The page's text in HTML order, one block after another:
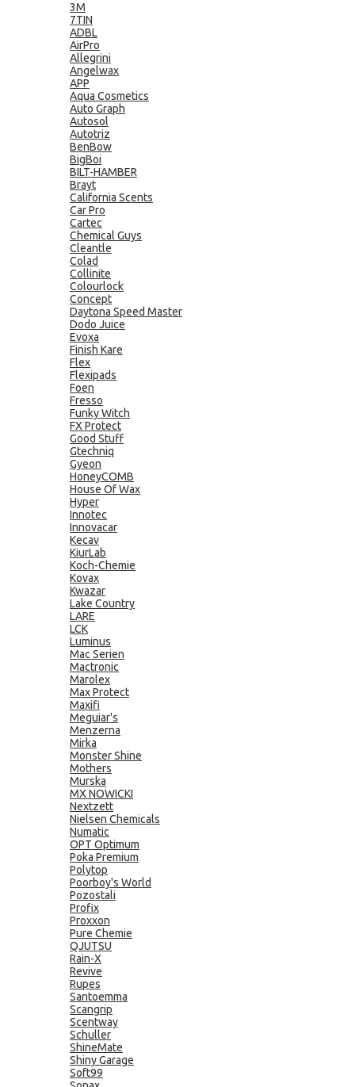
3M
7TIN
ADBL
AirPro
Allegrini
Angelwax
APP
Aqua Cosmetics
Auto Graph
Autosol
Autotriz
BenBow
BigBoi
BILT-HAMBER
Brayt
California Scents
Car Pro
Cartec
Chemical Guys
Cleantle
Colad
Collinite
Colourlock
Concept
Daytona Speed Master
Dodo Juice
Evoxa
Finish Kare
Flex
Flexipads
Foen
Fresso
Funky Witch
FX Protect
Good Stuff
Gtechniq
Gyeon
HoneyCOMB
House Of Wax
Hyper
Innotec
Innovacar
Kecav
KiurLab
Koch-Chemie
Kovax
Kwazar
Lake Country
LARE
LCK
Luminus
Mac Serien
Mactronic
Marolex
Max Protect
Maxifi
Meguiar's
Menzerna
Mirka
Monster Shine
Mothers
Murska
MX NOWICKI
Nextzett
Nielsen Chemicals
Numatic
OPT Optimum
Poka Premium
Polytop
Poorboy's World
Pozostali
Profix
Proxxon
Pure Chemie
QJUTSU
Rain-X
Revive
Rupes
Santoemma
Scangrip
Scentway
Schuller
ShineMate
Shiny Garage
Soft99